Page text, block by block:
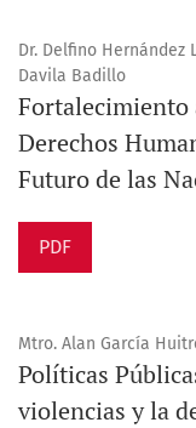
Dr. Delfino Hernández
Davila Badillo
Fortalecimiento
Derechos
Futuro de las
PDF
Mtro. Alan García
Políticas
violencias y la